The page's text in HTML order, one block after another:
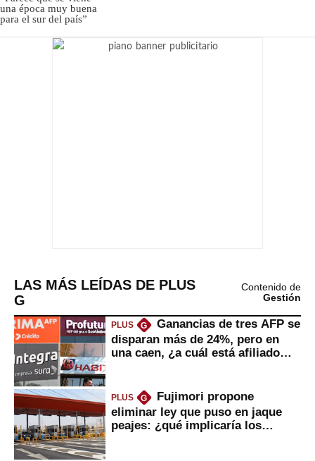
LAS MÁS LEÍDAS DE PLUS
G
Contenido de
Gestión
PLUS G
Ganancias de tres AFP se
disparan más de 24%, pero en
una caen, ¿a cuál está afiliado
PLUS G
Fujimori propone
eliminar ley que puso en jaque
peajes: ¿qué implicaría los